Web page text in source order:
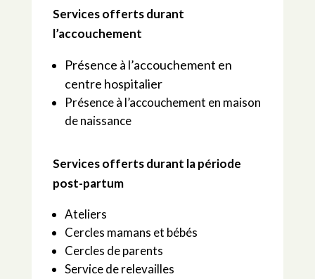
Services offerts durant
l’accouchement
Présence à l’accouchement en
centre hospitalier
Présence à l’accouchement en maison
de naissance
Services offerts durant la période
post-partum
Ateliers
Cercles mamans et bébés
Cercles de parents
Service de relevailles